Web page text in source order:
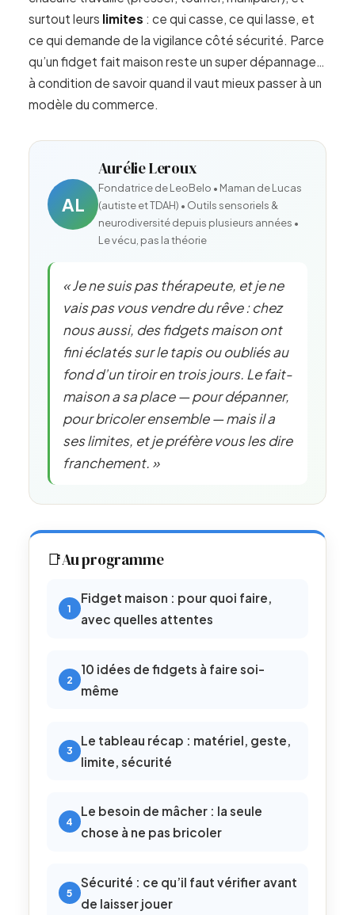
surtout leurs limites : ce qui casse, ce qui lasse, et
ce qui demande de la vigilance côté sécurité. Parce
qu’un fidget fait maison reste un super dépannage…
à condition de savoir quand il vaut mieux passer à un
modèle du commerce.
AL
Aurélie Leroux
Fondatrice de LeoBelo • Maman de Lucas
(autiste et TDAH) • Outils sensoriels &
neurodiversité depuis plusieurs années •
Le vécu, pas la théorie
« Je ne suis pas thérapeute, et je ne
vais pas vous vendre du rêve : chez
nous aussi, des fidgets maison ont
fini éclatés sur le tapis ou oubliés au
fond d’un tiroir en trois jours. Le fait-
maison a sa place — pour dépanner,
pour bricoler ensemble — mais il a
ses limites, et je préfère vous les dire
franchement. »
📑Au programme
Fidget maison : pour quoi faire,
avec quelles attentes
10 idées de fidgets à faire soi-
même
Le tableau récap : matériel, geste,
limite, sécurité
Le besoin de mâcher : la seule
chose à ne pas bricoler
Sécurité : ce qu’il faut vérifier avant
de laisser jouer